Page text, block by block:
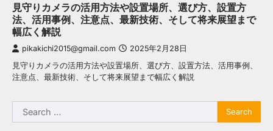
見守りカメラの活用方法や設置場所、選び方、設置方
法、活用事例、注意点、最新技術、そして将来展望まで
幅広く解説
pikakichi2015@gmail.com 2025年2月28日
見守りカメラの活用方法や設置場所、選び方、設置方法、活用事例、
注意点、最新技術、そして将来展望まで幅広く解説
Search
for: